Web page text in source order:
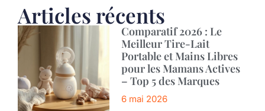
Articles récents
Comparatif 2026 : Le
Meilleur Tire-Lait
Portable et Mains Libres
pour les Mamans Actives
– Top 5 des Marques
6 mai 2026